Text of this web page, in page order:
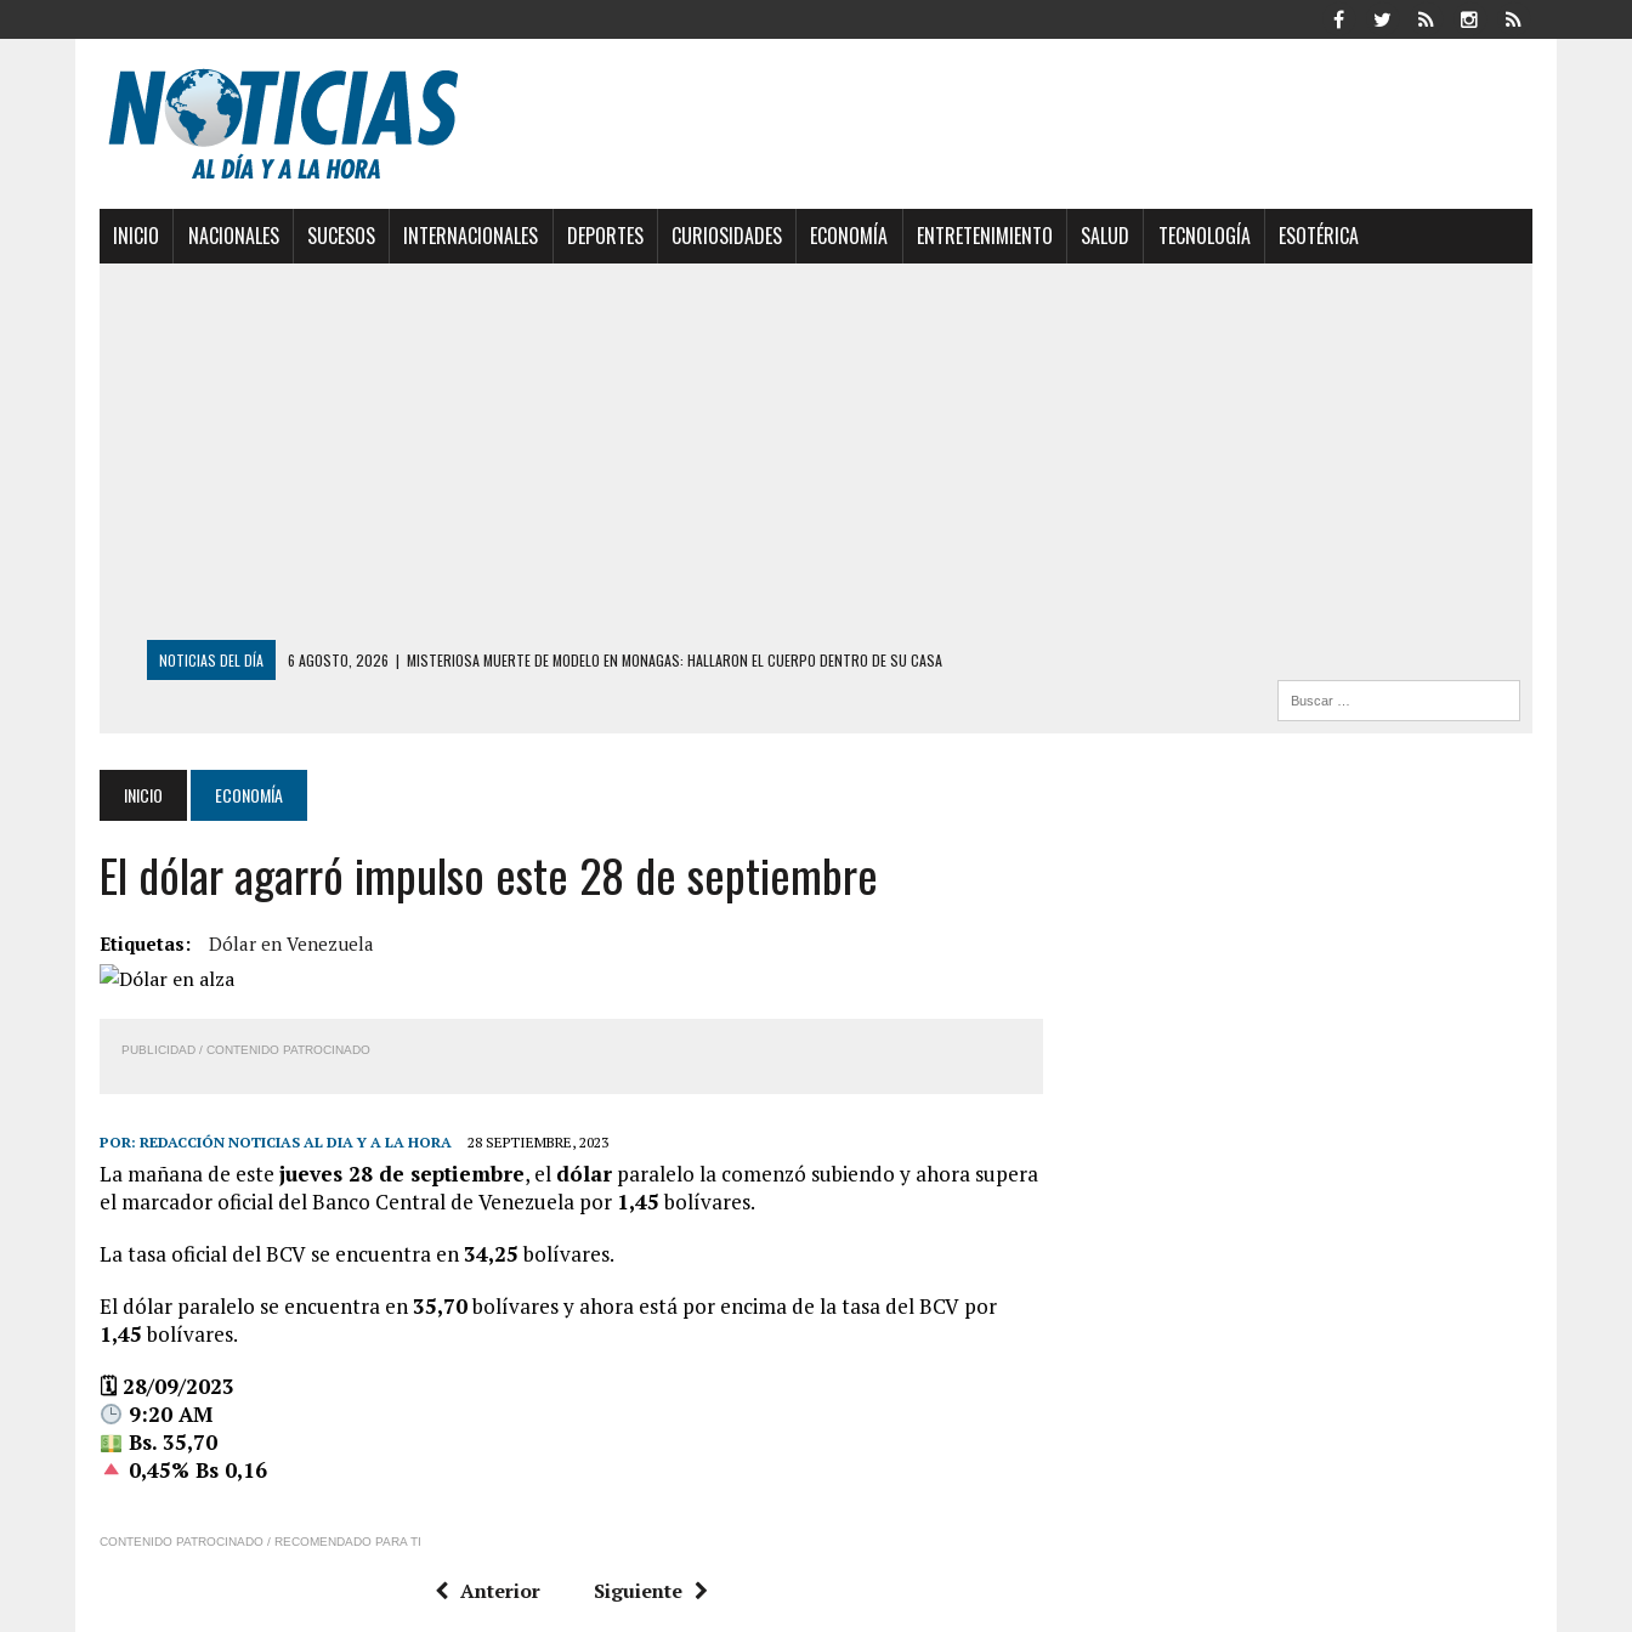
INICIO NACIONALES SUCESOS INTERNACIONALES DEPORTES CURIOSIDADES ECONOMÍA ENTRETENIMIENTO SALUD TECNOLOGÍA ESOTÉRICA
NOTICIAS DEL DÍA 6 AGOSTO, 2026 | MISTERIOSA MUERTE DE MODELO EN MONAGAS: HALLARON EL CUERPO DENTRO DE SU CASA
5 AGOSTO, 2026 | HORROR EN BARINAS: UN HOMBRE INDUJO AL SUICIDIO A UNA ADOLESCENTE DE 13 AÑOS TRAS ABUSAR DE ELLA
3 AGOSTO, 2026
LA INCREÍBLE FORMA EN LA QUE SOBREVIVIÓ UN HOMBRE Y SU FAMILIA TRAS LOS TERREMOTOS: CAYERON DESDE EL PISO NUEVE DEL
EDIFICIO PETUNIA
7 AGOSTO, 2026 | FUGA DE GAS GENERÓ EXPLOSIÓN EN LOCAL COMERCIAL DE CHACAO
7 AGOSTO, 2026
7 AGOSTO, 2026 | LOCALIZARON CUERPO DE ‘LA SEÑORA DE LAS UÑAS BONITAS’ 42 DÍAS DESPUÉS DE LOS TERREMOTOS EN LA GUAIRA
INICIO ECONOMÍA
El dólar agarró impulso este 28 de septiembre
Etiquetas: Dólar en Venezuela
PUBLICIDAD / CONTENIDO PATROCINADO
POR: REDACCIÓN NOTICIAS AL DIA Y A LA HORA 28 SEPTIEMBRE, 2023
La mañana de este jueves 28 de septiembre, el dólar paralelo la comenzó subiendo y ahora supera
el marcador oficial del Banco Central de Venezuela por 1,45bolívares.
La tasa oficial del BCV se encuentra en34,25bolívares.
El dólar paralelo se encuentra en35,70bolívares y ahora está por encima de la tasa del BCV por
1,45bolívares.
🗓 28/09/2023
9:20 AM
Bs. 35,70
0,45% Bs 0,16
CONTENIDO PATROCINADO / RECOMENDADO PARA TI
Anterior Siguiente